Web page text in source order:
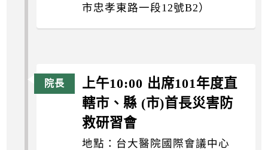
市忠孝東路一段12號B2）
上午10:00 出席101年度直
轄市、縣 (市)首長災害防
救研習會
地點：台大醫院國際會議中心